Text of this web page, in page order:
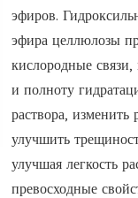
эфиров.
эфира целлюлозы
кислородные
и полноту
раствора,
улучшить
улучшая легкость
превосходные